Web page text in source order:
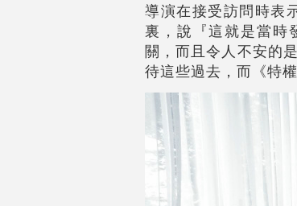
導演在接受訪問時表
裏，說『這就是當時
關，而且令人不安的
待這些過去，而《特